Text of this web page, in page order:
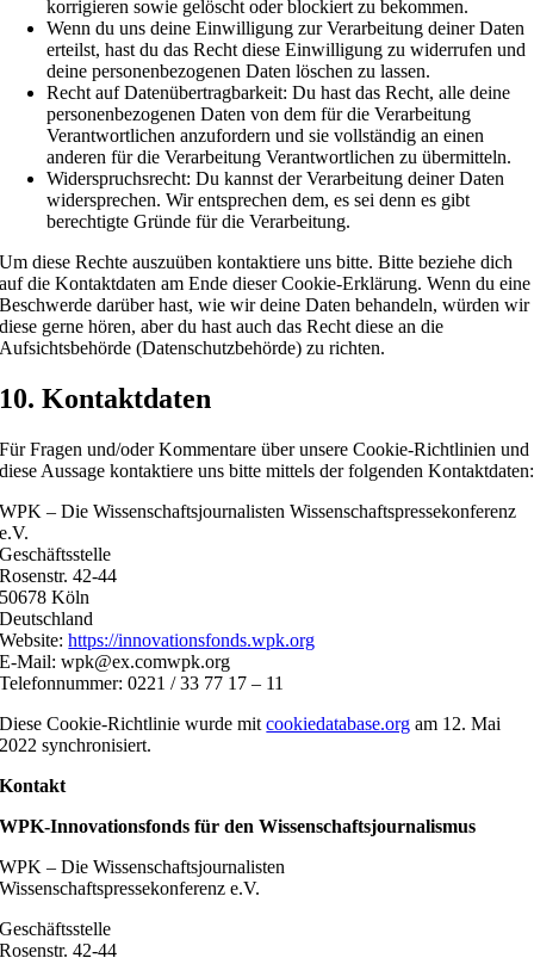
korrigieren sowie gelöscht oder blockiert zu bekommen.
Wenn du uns deine Einwilligung zur Verarbeitung deiner Daten
erteilst, hast du das Recht diese Einwilligung zu widerrufen und
deine personenbezogenen Daten löschen zu lassen.
Recht auf Datenübertragbarkeit: Du hast das Recht, alle deine
personenbezogenen Daten von dem für die Verarbeitung
Verantwortlichen anzufordern und sie vollständig an einen
anderen für die Verarbeitung Verantwortlichen zu übermitteln.
Widerspruchsrecht: Du kannst der Verarbeitung deiner Daten
widersprechen. Wir entsprechen dem, es sei denn es gibt
berechtigte Gründe für die Verarbeitung.
Um diese Rechte auszuüben kontaktiere uns bitte. Bitte beziehe dich
auf die Kontaktdaten am Ende dieser Cookie-Erklärung. Wenn du eine
Beschwerde darüber hast, wie wir deine Daten behandeln, würden wir
diese gerne hören, aber du hast auch das Recht diese an die
Aufsichtsbehörde (Datenschutzbehörde) zu richten.
10. Kontaktdaten
Für Fragen und/oder Kommentare über unsere Cookie-Richtlinien und
diese Aussage kontaktiere uns bitte mittels der folgenden Kontaktdaten:
WPK – Die Wissenschaftsjournalisten Wissenschaftspressekonferenz
e.V.
Geschäftsstelle
Rosenstr. 42-44
50678 Köln
Deutschland
Website:https://innovationsfonds.wpk.org
E-Mail:wpk@ex.comwpk.org
Telefonnummer: 0221 / 33 77 17 – 11
Diese Cookie-Richtlinie wurde mitcookiedatabase.org am 12. Mai
2022 synchronisiert.
Kontakt
WPK-Innovationsfonds für den Wissenschaftsjournalismus
WPK – Die Wissenschaftsjournalisten
Wissenschaftspressekonferenz e.V.
Geschäftsstelle
Rosenstr. 42-44